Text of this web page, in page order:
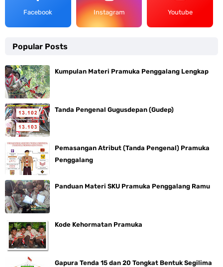
Facebook Instagram Youtube
Popular Posts
Kumpulan Materi Pramuka Penggalang Lengkap
Tanda Pengenal Gugusdepan (Gudep)
Pemasangan Atribut (Tanda Pengenal) Pramuka
Penggalang
Panduan Materi SKU Pramuka Penggalang Ramu
Kode Kehormatan Pramuka
Gapura Tenda 15 dan 20 Tongkat Bentuk Segilima